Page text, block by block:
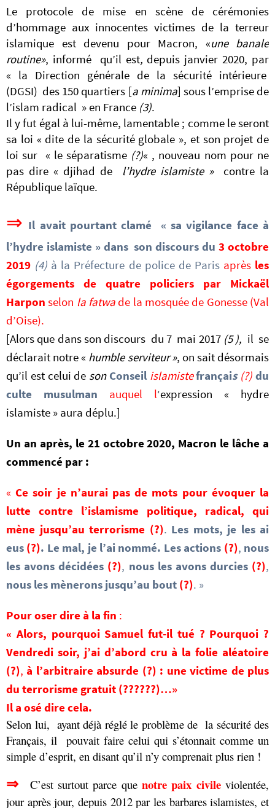
Le protocole de mise en scène de cérémonies
d’hommage aux innocentes victimes de la terreur
islamique est devenu pour Macron, «une banale
routine», informé qu’il est, depuis janvier 2020, par
« la Direction générale de la sécurité intérieure
(DGSI) des 150 quartiers [a minima] sous l’emprise de
l’islam radical » en France (3).
Il y fut égal à lui-même, lamentable ; comme le seront
sa loi « dite de la sécurité globale », et son projet de
loi sur « le séparatisme (?)« , nouveau nom pour ne
pas dire « djihad de l’hydre islamiste »
contre la
République laïque.
⇒ Il avait pourtant clamé « sa vigilance face à
l’hydre islamiste » dans son discours du3 octobre
2019 (4) à la Préfecture de police de Paris après les
égorgements de quatre policiers par Mickaël
Harponselon la fatwa de la mosquée de Gonesse (Val
d’Oise).
[Alors que dans son discours du 7 mai 2017 (5 ), il se
déclarait notre « humble serviteur », on sait désormais
qu’il est celui de son Conseil islamistefrançais (?)du
culte musulman auquel l‘expression « hydre
islamiste » aura déplu.]
Un an après, le 21 octobre 2020, Macron le lâche a
commencé par :
« Ce soir je n’aurai pas de mots pour évoquer la
lutte contre l’islamisme politique, radical, qui
mène jusqu’au terrorisme (?). Les mots, je les ai
eus (?). Le mal, je l’ai nommé. Les actions (?), nous
les avons décidées (?), nous les avons durcies (?),
nous les mènerons jusqu’au bout (?). »
Pour oser dire à la fin :
« Alors, pourquoiSamuel fut-il tué ? Pourquoi ?
Vendredi soir, j’ai d’abord cru à la folie aléatoire
(?), à l’arbitraire absurde (?) : une victime de plus
du terrorisme gratuit (??????)…»
Il a osé dire cela.
Selon lui, ayant déjà réglé le problème de la sécurité des
Français, il pouvait faire celui qui s’étonnait comme un
simple d’esprit, en disant qu’il n’y comprenait plus rien !
⇒ C’est surtout parce quenotre paix civileviolentée,
jour après jour, depuis 2012 par les barbares islamistes, et